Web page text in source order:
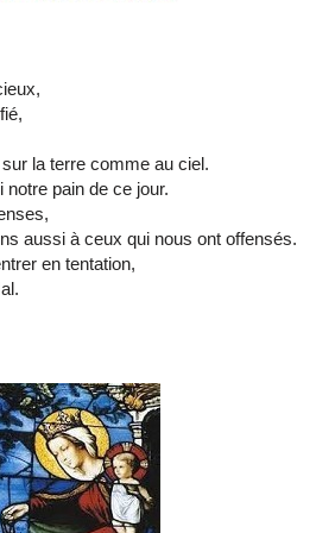
la terre comme au ciel.
notre pain de ce jour.
aussi à ceux qui nous ont offensés.
en tentation,